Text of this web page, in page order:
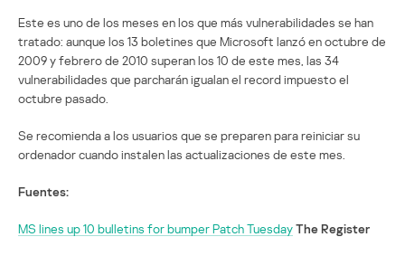
Este es uno de los meses en los que más vulnerabilidades se han
tratado: aunque los 13 boletines que Microsoft lanzó en octubre de
2009 y febrero de 2010 superan los 10 de este mes, las 34
vulnerabilidades que parcharán igualan el record impuesto el
octubre pasado.
Se recomienda a los usuarios que se preparen para reiniciar su
ordenador cuando instalen las actualizaciones de este mes.
Fuentes:
MS lines up 10 bulletins for bumper Patch TuesdayThe Register